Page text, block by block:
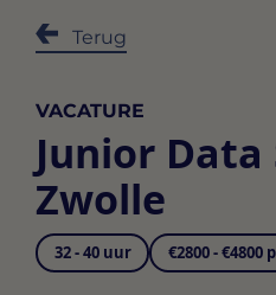
Terug
VACATURE
Junior
Zwolle
32 - 40 uur €2800 - €4800